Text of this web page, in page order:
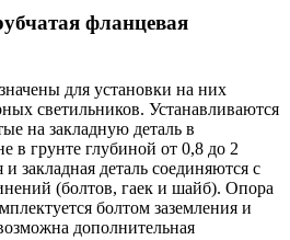
фланцевая
для установки на них
светильников. Устанавливаются
на закладную деталь в
в грунте глубиной от 0,8 до 2
закладная деталь соединяются с
(болтов, гаек и шайб). Опора
болтом заземления и
дополнительная